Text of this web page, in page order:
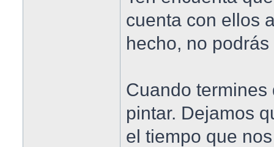
cuenta con ellos
hecho, no podrás
Cuando
pintar. Dejamos
el tiempo que